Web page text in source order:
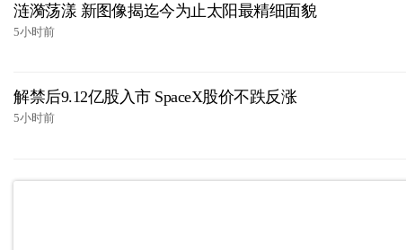
涟漪荡漾 新图像揭迄今为止太阳最精细面貌
5小时前
解禁后9.12亿股入市 SpaceX股价不跌反涨
5小时前